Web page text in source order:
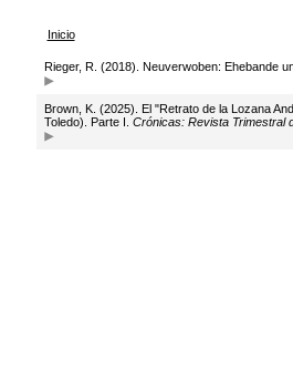
Inicio
Rieger, R. (2018). Neuverwoben: Ehebande
Brown, K. (2025). El "Retrato de la Lozana
Toledo). Parte I. Crónicas: Revista Trimestral